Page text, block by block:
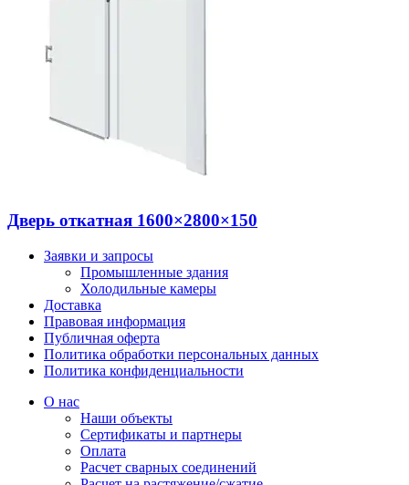
Дверь откатная 1600×2800×150
Заявки и запросы
Промышленные здания
Холодильные камеры
Доставка
Правовая информация
Публичная оферта
Политика обработки персональных данных
Политика конфиденциальности
О нас
Наши объекты
Сертификаты и партнеры
Оплата
Расчет сварных соединений